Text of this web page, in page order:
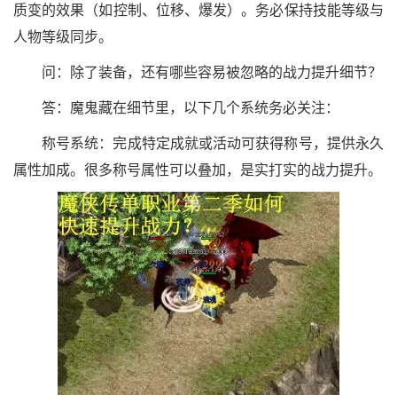
质变的效果（如控制、位移、爆发）。务必保持技能等级与
人物等级同步。
问：除了装备，还有哪些容易被忽略的战力提升细节？
答：魔鬼藏在细节里，以下几个系统务必关注：
称号系统：完成特定成就或活动可获得称号，提供永久
属性加成。很多称号属性可以叠加，是实打实的战力提升。